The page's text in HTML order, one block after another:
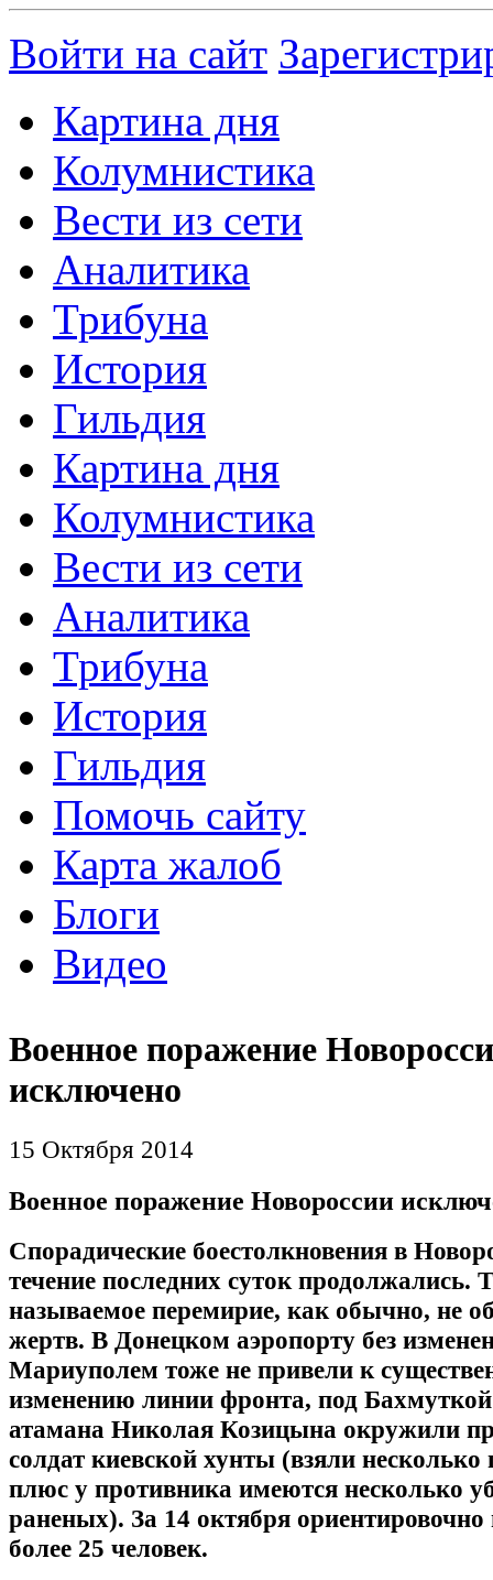
Войти на сайт
Картина дня
Колумнистика
Вести из сети
Аналитика
Трибуна
История
Гильдия
Картина дня
Колумнистика
Вести из сети
Аналитика
Трибуна
История
Гильдия
Помочь сайту
Карта жалоб
Блоги
Видео
Военное поражение
исключено
15 Октября 2014
Военное поражение Новороссии
Спорадические боестолкновения в
течение последних суток продолжались.
называемое перемирие, как обычно, не
жертв. В Донецком аэропорту без
Мариуполем тоже не привели к
изменению линии фронта, под
атамана Николая Козицына окружили
солдат киевской хунты (взяли
плюс у противника имеются несколько
раненых). За 14 октября ориентировочно
более 25 человек.